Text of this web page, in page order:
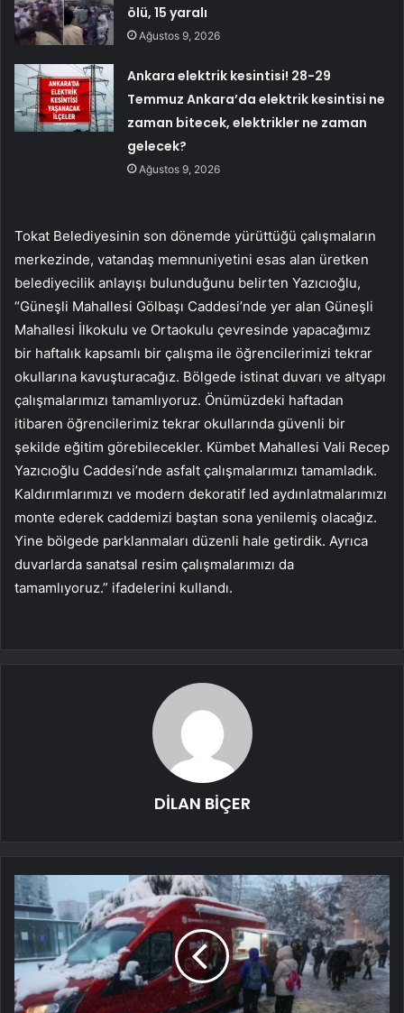
ölü, 15 yaralı
Ağustos 9, 2026
Ankara elektrik kesintisi! 28-29
Temmuz Ankara’da elektrik kesintisi ne
zaman bitecek, elektrikler ne zaman
gelecek?
Ağustos 9, 2026
Tokat Belediyesinin son dönemde yürüttüğü çalışmaların
merkezinde, vatandaş memnuniyetini esas alan üretken
belediyecilik anlayışı bulunduğunu belirten Yazıcıoğlu,
“Güneşli Mahallesi Gölbaşı Caddesi’nde yer alan Güneşli
Mahallesi İlkokulu ve Ortaokulu çevresinde yapacağımız
bir haftalık kapsamlı bir çalışma ile öğrencilerimizi tekrar
okullarına kavuşturacağız. Bölgede istinat duvarı ve altyapı
çalışmalarımızı tamamlıyoruz. Önümüzdeki haftadan
itibaren öğrencilerimiz tekrar okullarında güvenli bir
şekilde eğitim görebilecekler. Kümbet Mahallesi Vali Recep
Yazıcıoğlu Caddesi’nde asfalt çalışmalarımızı tamamladık.
Kaldırımlarımızı ve modern dekoratif led aydınlatmalarımızı
monte ederek caddemizi baştan sona yenilemiş olacağız.
Yine bölgede parklanmaları düzenli hale getirdik. Ayrıca
duvarlarda sanatsal resim çalışmalarımızı da
tamamlıyoruz.” ifadelerini kullandı.
DİLAN BİÇER